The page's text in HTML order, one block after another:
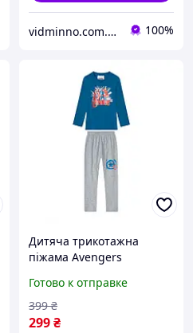
vidminno.com.ua - відмінний одяг для всієї родини 100%
Дитяча трикотажна
піжама Avengers
хлопчика р.98-104 - 2-4
роки
Готово к отправке
299₴
399 ₴